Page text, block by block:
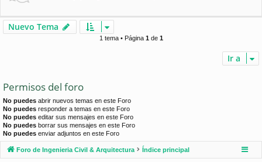
Nuevo Tema
1 tema • Página 1de 1
Ir a
Permisos del foro
No puedes abrir nuevos temas en este Foro
No puedes responder a temas en este Foro
No puedes editar sus mensajes en este Foro
No puedes borrar sus mensajes en este Foro
No puedes enviar adjuntos en este Foro
Foro de Ingenieria Civil & Arquitectura Índice principal